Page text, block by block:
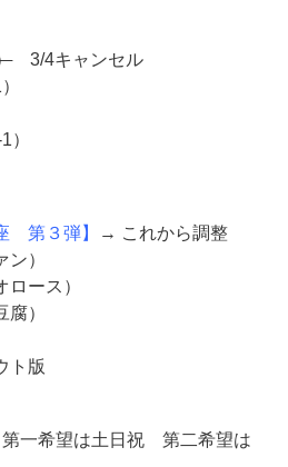
3/4キャンセル
第３弾】
→ これから調整
ン）
ロース）
腐）
ト版
一希望は土日祝 第二希望は